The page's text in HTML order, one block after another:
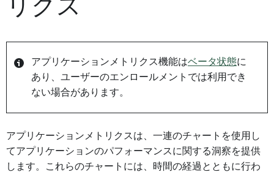
リクス
アプリケーションメトリクス機能はベータ状態に
あり、ユーザーのエンロールメントでは利用でき
ない場合があります。
アプリケーションメトリクスは、一連のチャートを使用し
てアプリケーションのパフォーマンスに関する洞察を提供
します。これらのチャートには、時間の経過とともに行わ